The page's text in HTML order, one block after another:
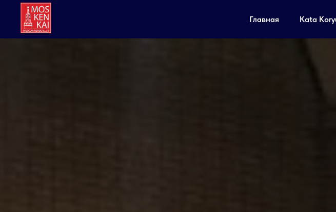
Главная Kata